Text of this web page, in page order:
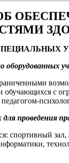
оборудованных
обучающихся с
для проведения
спортивный